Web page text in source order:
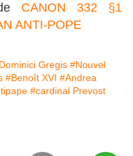
CANON 332 §1
ANTI-POPE
Gregis #Nouvel
#Benoît XVI #Andrea
#cardinal Prevost